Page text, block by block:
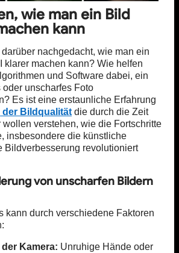
wie man ein Bild
kann
nachgedacht, wie man ein
klarer machen kann? Wie helfen
und Software dabei, ein
unscharfes Foto
Es ist eine erstaunliche Erfahrung
Bildqualität die durch die Zeit
wollen verstehen, wie die Fortschritte
insbesondere die künstliche
Bildverbesserung revolutioniert
von unscharfen Bildern
kann durch verschiedene Faktoren
Kamera: Unruhige Hände oder